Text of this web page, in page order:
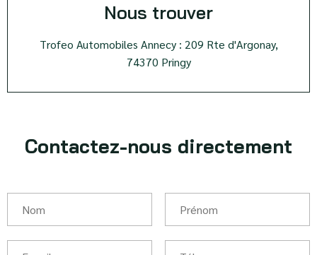
Nous trouver
Trofeo Automobiles Annecy : 209 Rte d'Argonay,
74370 Pringy
Contactez-nous directement